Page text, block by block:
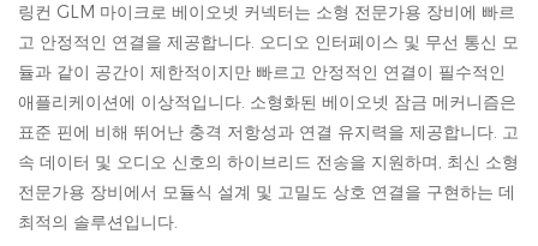
링컨 GLM 마이크로 베이오넷 커넥터는 소형 전문가용 장비에 빠르
고 안정적인 연결을 제공합니다. 오디오 인터페이스 및 무선 통신 모
듈과 같이 공간이 제한적이지만 빠르고 안정적인 연결이 필수적인
애플리케이션에 이상적입니다. 소형화된 베이오넷 잠금 메커니즘은
표준 핀에 비해 뛰어난 충격 저항성과 연결 유지력을 제공합니다. 고
속 데이터 및 오디오 신호의 하이브리드 전송을 지원하며, 최신 소형
전문가용 장비에서 모듈식 설계 및 고밀도 상호 연결을 구현하는 데
최적의 솔루션입니다.